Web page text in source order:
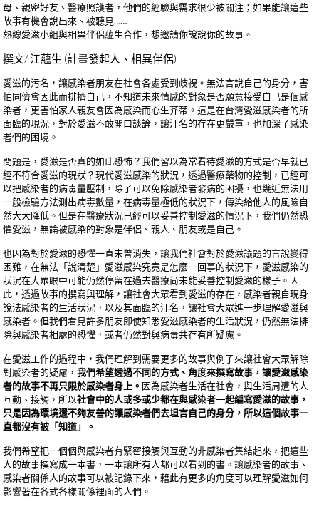
母、親密好友、醫療照護者，他們的經驗與需求很少被關注；如果能讓這些
故事有機會說出來、被聽見……
熱線愛滋小組與相異伴侶蘊生合作，想邀請你說說你的故事。
撰文/ 江蘊生 (計畫發起人、相異伴侶)
愛滋的污名，讓感染者朋友在社會各處受到歧視。無法言說自己的身分，害
怕同儕會因此而排擠自己，不知道未來情感的對象是否願意接受自己是個感
染者，更害怕家人親友會因為感染而心生芥蒂。這是在台灣愛滋感染者的所
面臨的現況，對於愛滋不敢開口談論，讓汙名的存在更嚴重，也加深了感染
者們的困境。
問題是，愛滋是否真的如此恐怖？我們習以為常看待愛滋的方式是否早就已
經不符合愛滋的現狀？現代愛滋感染的狀況，透過醫療藥物的控制，已經可
以把感染者的病毒量壓制，除了可以免除感染者發病的困擾，也幾近無法用
一般檢驗方法測出病毒數量，在病毒量極低的狀況下，傳染給他人的風險自
然大大降低。但是在醫療狀況已經可以妥善控制愛滋的情況下，我們仍然恐
懼愛滋，無論被感染的對象是伴侶、親人、朋友或是自己。
也因為對於愛滋的恐懼一直未曾消失，讓我們社會對於愛滋議題的言說變得
困難，在無法「說清楚」愛滋感染究竟是怎麼一回事的狀況下，愛滋感染的
狀況在大眾眼中可能仍然停留在過去醫療尚未能妥善控制愛滋的樣子。因
此，透過故事的撰寫與理解，讓社會大眾看到愛滋的存在，感染者親自現身
說法感染者的生活狀況，以及其面臨的汙名，讓社會大眾進一步理解愛滋與
感染者。但我們看見許多朋友即使知悉愛滋感染者的生活狀況，仍然無法排
除與感染者相處的恐懼，或者仍然對與病毒共存有所疑慮。
在愛滋工作的過程中，我們理解到需要更多的故事與例子來讓社會大眾解除
對感染者的疑慮，我們希望透過不同的方式、角度來撰寫故事，讓愛滋感染
者的故事不再只限於感染者身上。 因為感染者生活在社會，與生活周遭的人
互動、接觸，所以社會中的人或多或少都在與感染者一起編寫愛滋的故事，
只是因為環境還不夠友善的讓感染者們去坦言自己的身分，所以這個故事一
直都沒有被「知道」。
我們希望把一個個與感染者有緊密接觸與互動的非感染者集結起來，把這些
人的故事撰寫成一本書，一本讓所有人都可以看到的書。讓感染者的故事、
感染者關係人的故事可以被記錄下來，藉此有更多的角度可以理解愛滋如何
影響著在各式各樣關係裡面的人們。